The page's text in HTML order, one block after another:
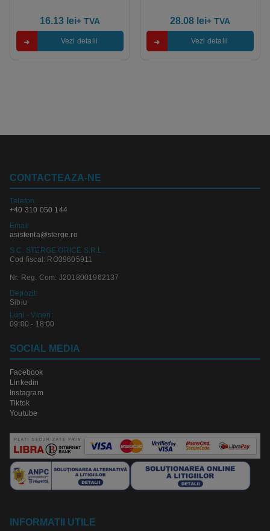
16.13 lei+ TVA
Vezi detalii
28.08 lei+ TVA
Vezi detalii
CONTACTEAZA-NE
Telefon:
+40 310 050 144
Email
asistenta@sterge.ro
S.C. STERGE ORICE S.R.L.
Cod fiscal: RO39605911
Nr. Reg. Com: J2018001962137
Depozit:
Sibiu
Luni - Vineri:
09:00 - 18:00
SOCIAL MEDIA
Facebook
Linkedin
Instagram
Tiktok
Youtube
INFORMATII UTILE